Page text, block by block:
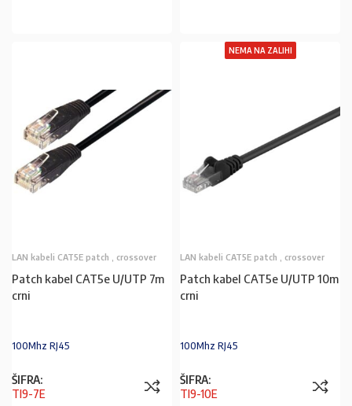
LAN kabeli CAT5E patch , crossover
Patch kabel CAT5e U/UTP 7m
crni
100Mhz RJ45
ŠIFRA:
TI9-7E
NEMA NA ZALIHI
LAN kabeli CAT5E patch , crossover
Patch kabel CAT5e U/UTP 10m
crni
100Mhz RJ45
ŠIFRA:
TI9-10E